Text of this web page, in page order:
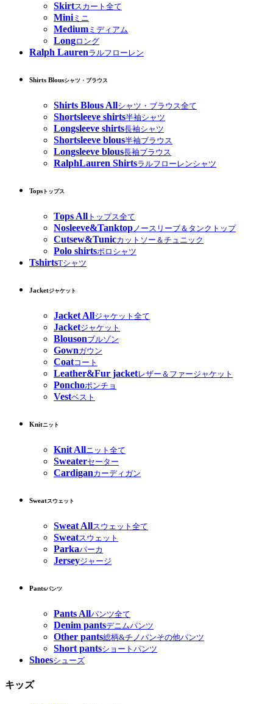
Skirtスカート全て
Miniミニ
Medium ミディアム
Longロング
Ralph Laurenラルフローレン
Shirts Blousシャツ・ブラウス
Shirts Blous Allシャツ・ブラウス全て
Shortsleeve shirts半袖シャツ
Longsleeve shirts長袖シャツ
Shortsleeve blous半袖ブラウス
Longsleeve blous長袖ブラウス
RalphLauren Shirtsラルフローレンシャツ
Tops トップス
Tops All トップス全て
Nosleeve&Tanktop ノースリーブ＆タンクトップ
Cutsew&Tunicカットソー＆チュニック
Polo shirtsポロシャツ
TshirtsTシャツ
Jacketジャケット
Jacket Allジャケット全て
Jacketジャケット
Blousonブルゾン
Gownガウン
Coatコート
Leather&Fur jacketレザー＆ファージャケット
Ponchoポンチョ
Vestベスト
Knitニット
Knit Allニット全て
Sweaterセーター
Cardiganカーディガン
Sweatスウェット
Sweat Allスウェット全て
Sweatスウェット
Parkaパーカ
Jerseyジャージ
Pantsパンツ
Pants Allパンツ全て
Denim pantsデニムパンツ
Other pants総柄&チノパンその他パンツ
Short pantsショートパンツ
Shoesシューズ
キッズ